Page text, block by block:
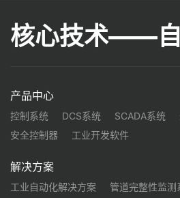
核心技术——
产品中心
控制系统 DCS系统 SCADA系统
安全控制器
工业开发软件
解决方案
工业自动化解决方案 管道完整性监测